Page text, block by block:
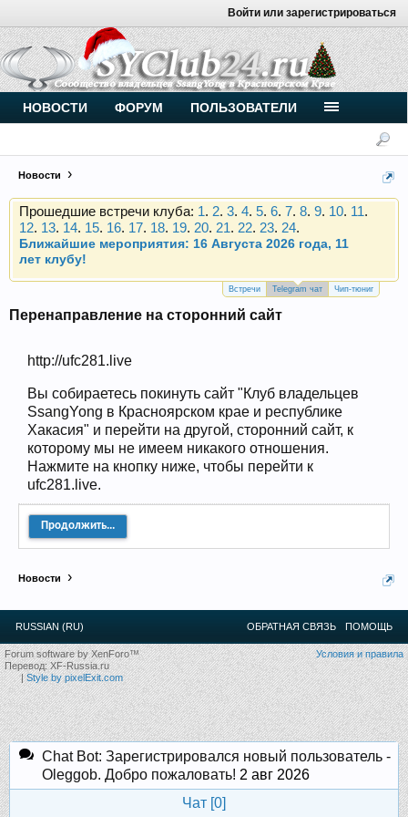
Войти или зарегистрироваться
Новости
Внимание, новые участники нашего клуба!
Основное общение происходит вTelegram-чате.
Присоединяйтесь.
Чип-тюнинг (прошивка) дизелей от
Vahmurka
Прошедшие встречи клуба:
12.13.14.15.16.17.18.19.20.21.22.23.24.
Ближайшие мероприятия: 16 Августа 2026 года, 11
лет клубу!
Внимание, новые участники нашего клуба!
Чип-тюнинг (прошивка) дизелей от
Прошедшие встречи клуба:1.2. 3 4.5.6 .7.8.9.10.11
12.13.14.15. 16.17.18.19.20. 21.22 .23.24.
Ближайшие мероприятия: 16 Августа 2026 года, 11
лет клубу!
Встречи Telegram чат Чип-тюниг
Перенаправление на сторонний сайт
http://ufc281.live
Вы собираетесь покинуть сайт "Клуб владельцев
SsangYong в Красноярском крае и республике
Хакасия" и перейти на другой, сторонний сайт, к
которому мы не имеем никакого отношения.
Нажмите на кнопку ниже, чтобы перейти к
ufc281.live.
Продолжить...
Новости
НОВОСТИ ФОРУМ ПОЛЬЗОВАТЕЛИ
RUSSIAN (RU) ОБРАТНАЯ СВЯЗЬ ПОМОЩЬ
Условия и правила
Forum software by XenForo™
Перевод:XF-Russia.ru
|Style by pixelExit.com
Chat Bot: Зарегистрировался новый пользователь -
Oleggob. Добро пожаловать! 2 авг 2026
Чат [0]